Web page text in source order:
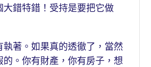
大錯特錯！受持是要把它做
著。如果真的透徹了，當然
。你有財產，你有房子，想